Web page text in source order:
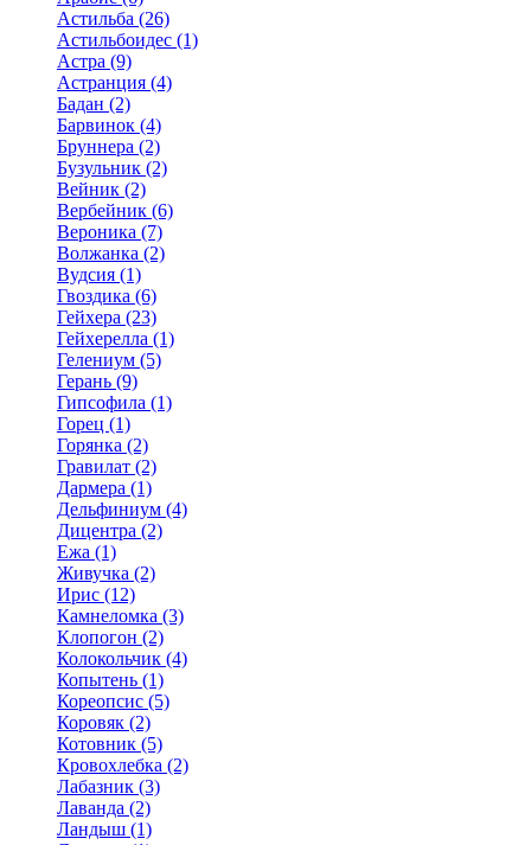
Астильба (26)
Астильбоидес (1)
Астра (9)
Астранция (4)
Бадан (2)
Барвинок (4)
Бруннера (2)
Бузульник (2)
Вейник (2)
Вербейник (6)
Вероника (7)
Волжанка (2)
Вудсия (1)
Гвоздика (6)
Гейхера (23)
Гейхерелла (1)
Гелениум (5)
Герань (9)
Гипсофила (1)
Горец (1)
Горянка (2)
Гравилат (2)
Дармера (1)
Дельфиниум (4)
Дицентра (2)
Ежа (1)
Живучка (2)
Ирис (12)
Камнеломка (3)
Клопогон (2)
Колокольчик (4)
Копытень (1)
Кореопсис (5)
Коровяк (2)
Котовник (5)
Кровохлебка (2)
Лабазник (3)
Лаванда (2)
Ландыш (1)